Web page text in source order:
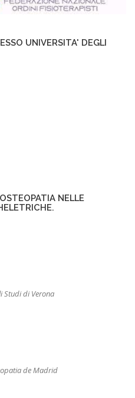
UNIVERSITA' DEGLI
NELLE
Studi di Verona
de Madrid